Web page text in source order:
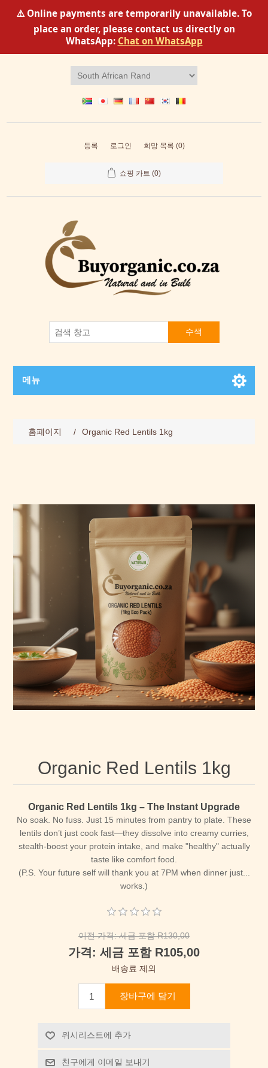
⚠️ Online payments are temporarily unavailable. To
place an order, please contact us directly on
WhatsApp: Chat on WhatsApp
등록 로그인 희망 목록 (0)
쇼핑 카트 (0)
수색
메뉴
홈페이지 / Organic Red Lentils 1kg
Organic Red Lentils 1kg
Organic Red Lentils 1kg – The Instant Upgrade
No soak. No fuss. Just 15 minutes from pantry to plate. These
lentils don’t just cook fast—they dissolve into creamy curries,
stealth-boost your protein intake, and make "healthy" actually
taste like comfort food.
(P.S. Your future self will thank you at 7PM when dinner just...
works.)
이전 가격: 세금 포함 R130,00
가격: 세금 포함 R105,00
배송료 제외
장바구에 담기
위시리스트에 추가
친구에게 이메일 보내기